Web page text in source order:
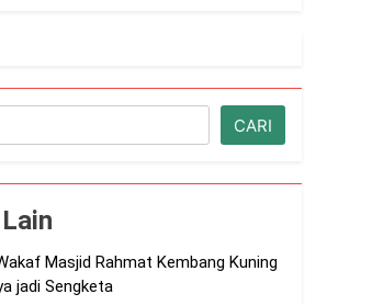
CARI
Masjid Rahmat Kembang Kuning
jadi Sengketa